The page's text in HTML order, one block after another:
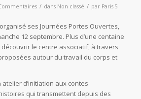
/ dans Non classé / par Paris 5
ses Journées Portes Ouvertes,
12 septembre. Plus d’une centaine
le centre associatif, à travers
autour du travail du corps et
d’initiation aux contes
qui transmettent depuis des